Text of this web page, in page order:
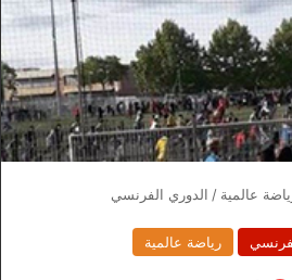
عالمية / الدوري الفرنسي
رياضة عالمية